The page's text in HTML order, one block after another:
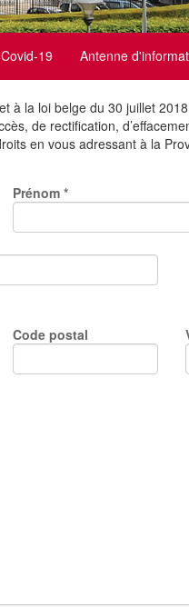
Covid-19 Antenne
la loi belge du 30 juillet
de rectification,
en vous adressant à la
Prénom *
Code postal